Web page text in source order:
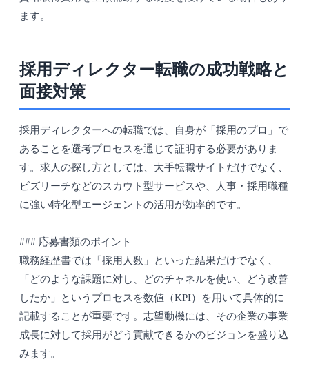
ます。
採用ディレクター転職の成功戦略と
面接対策
採用ディレクターへの転職では、自身が「採用のプロ」で
あることを選考プロセスを通じて証明する必要がありま
す。求人の探し方としては、大手転職サイトだけでなく、
ビズリーチなどのスカウト型サービスや、人事・採用職種
に強い特化型エージェントの活用が効率的です。
### 応募書類のポイント
職務経歴書では「採用人数」といった結果だけでなく、
「どのような課題に対し、どのチャネルを使い、どう改善
したか」というプロセスを数値（KPI）を用いて具体的に
記載することが重要です。志望動機には、その企業の事業
成長に対して採用がどう貢献できるかのビジョンを盛り込
みます。